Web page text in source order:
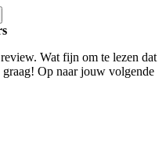
Wat fijn om te lezen dat
Op naar jouw volgende